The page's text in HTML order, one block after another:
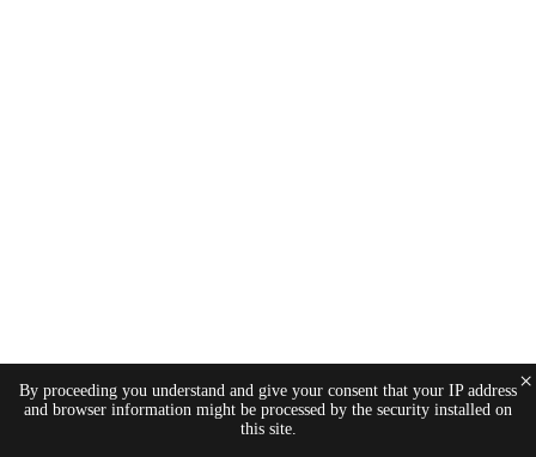
By proceeding you understand and give your consent that your IP address
and browser information might be processed by the security installed on
this site.
×